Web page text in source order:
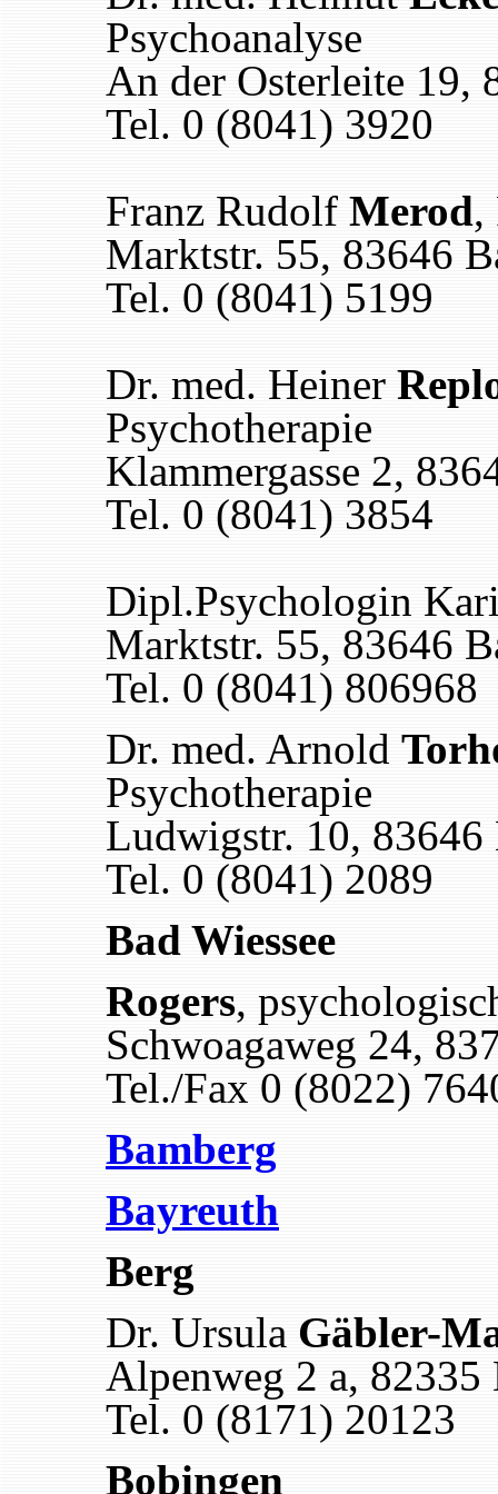
Psychoanalyse
An der Osterleite 19,
Tel. 0 (8041) 3920
Franz Rudolf Merod,
Marktstr. 55, 83646
Tel. 0 (8041) 5199
Dr. med. Heiner
Psychotherapie
Klammergasse 2,
Tel. 0 (8041) 3854
Dipl.Psychologin
Marktstr. 55, 83646
Tel. 0 (8041) 806968
Dr. med. Arnold
Psychotherapie
Ludwigstr. 10, 83646
Tel. 0 (8041) 2089
Bad Wiessee
Rogers,
Schwoagaweg 24,
Tel./Fax 0 (8022)
Bamberg
Bayreuth
Berg
Dr. Ursula Gäbler-
Alpenweg 2 a, 82335
Tel. 0 (8171) 20123
Bobingen